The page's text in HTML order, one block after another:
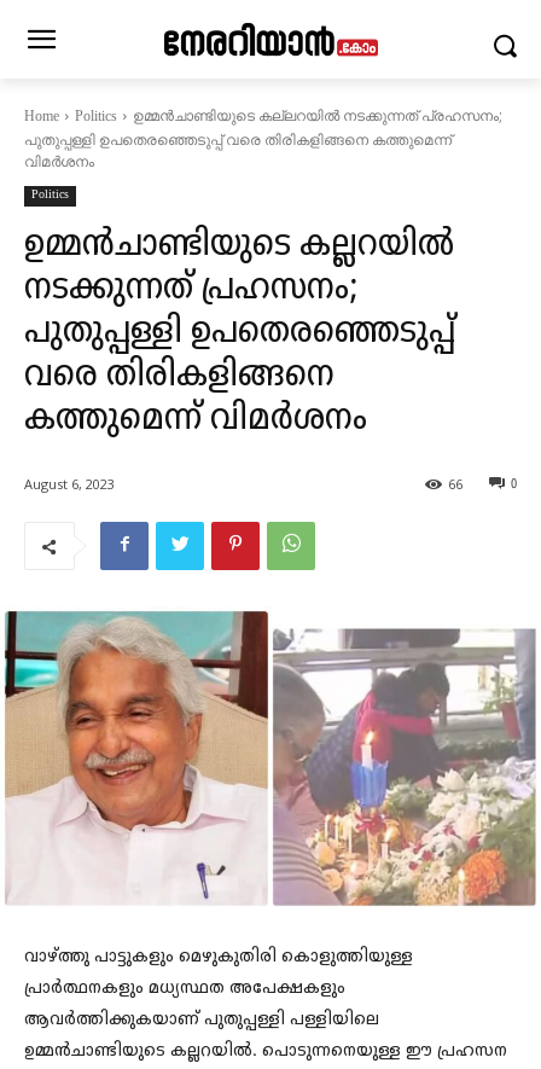
Home Politics
ഉമ്മൻചാണ്ടിയുടെ കല്ലറയിൽ നടക്കുന്നത് പ്രഹസനം;
പുതുപ്പള്ളി ഉപതെരഞ്ഞെടുപ്പ് വരെ തിരികളിങ്ങനെ കത്തുമെന്ന്
വിമർശനം
Politics
ഉമ്മൻചാണ്ടിയുടെ കല്ലറയിൽ
നടക്കുന്നത് പ്രഹസനം;
പുതുപ്പള്ളി ഉപതെരഞ്ഞെടുപ്പ്
വരെ തിരികളിങ്ങനെ
കത്തുമെന്ന് വിമർശനം
August 6, 2023 0
66
വാഴ്ത്തു പാട്ടുകളും മെഴുകുതിരി കൊളുത്തിയുള്ള
പ്രാർത്ഥനകളും മധ്യസ്ഥത അപേക്ഷകളും
ആവര്‍ത്തിക്കുകയാണ് പുതുപ്പള്ളി പള്ളിയിലെ
ഉമ്മന്‍ചാണ്ടിയുടെ കല്ലറയില്‍. പൊടുന്നനെയുള്ള ഈ പ്രഹസന